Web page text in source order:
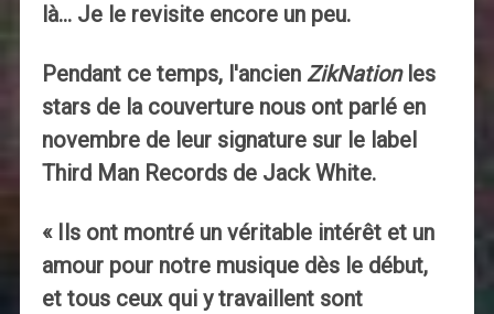
là… Je le revisite encore un peu.
Pendant ce temps, l'ancien ZikNation les
stars de la couverture nous ont parlé en
novembre de leur signature sur le label
Third Man Records de Jack White.
« Ils ont montré un véritable intérêt et un
amour pour notre musique dès le début,
et tous ceux qui y travaillent sont